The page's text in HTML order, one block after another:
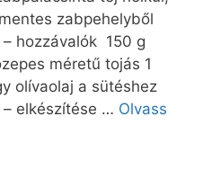
zabpehelyből
hozzávalók 150 g
méretű tojás 1
olívaolaj a sütéshez
elkészítése … Olvass